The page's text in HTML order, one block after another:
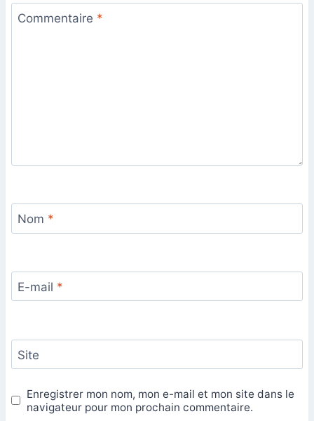
Commentaire *
Nom *
E-mail *
Site
Enregistrer mon nom, mon e-mail et mon site dans le
navigateur pour mon prochain commentaire.